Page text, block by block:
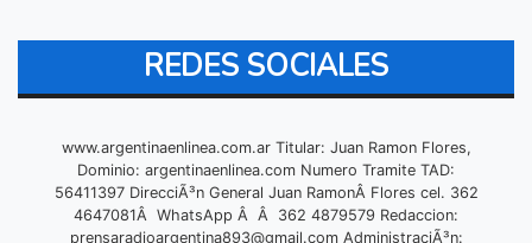
REDES SOCIALES
www.argentinaenlinea.com.ar Titular: Juan Ramon Flores,
Dominio: argentinaenlinea.com Numero Tramite TAD:
56411397 DirecciÃ³n General Juan RamonÂ Flores cel. 362
4647081Â WhatsApp Â Â 362 4879579 Redaccion:
prensaradioargentina893@gmail.comAdministraciÃ³n: